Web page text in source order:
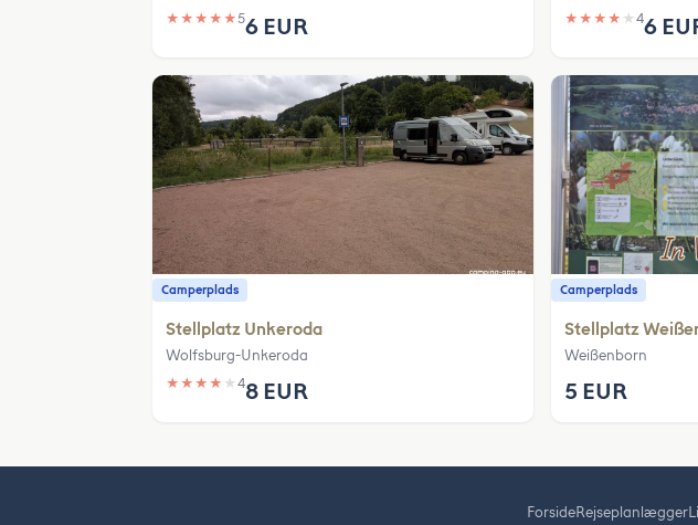
★ ★ ★ ★ ★56 EUR ★ ★ ★ ★ ★46
Camperplads
Stellplatz Unkeroda
Wolfsburg-Unkeroda
★ ★ ★ ★ ★ 48 EUR
Camperplads
Stellplatz
Weißenborn
5 EUR
ForsideRejseplanlægger